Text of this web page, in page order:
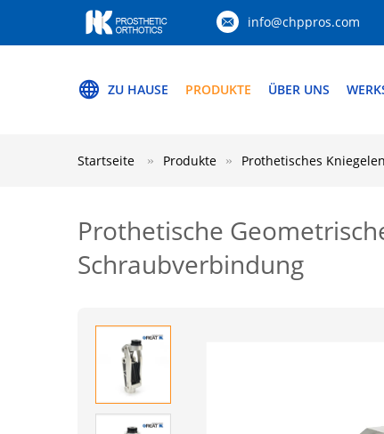
info@chppros.com
ZU HAUSE PRODUKTE ÜBER UNS
Startseite Produkte Prothetisches
Prothetische
Schraubverbindung